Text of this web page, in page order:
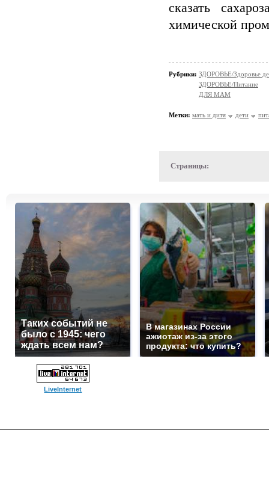
сказать
химической
Рубрики: ЗДОРОВЬЕ/Здоровье
ЗДОРОВЬЕ/Питание
ДЛЯ МАМ
Метки: мать и дитя дети
Страницы:
Таких событий не
было с 1945: чего
ждать всем нам?
В магазинах России
ажиотаж из-за этого
продукта: что купить?
LiveInternet